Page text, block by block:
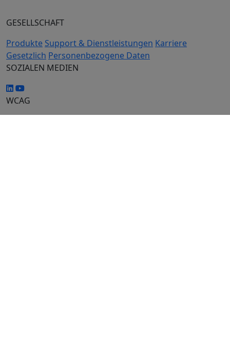
GESELLSCHAFT
Produkte Support & Dienstleistungen Karriere
Gesetzlich Personenbezogene Daten
SOZIALEN MEDIEN
WCAG